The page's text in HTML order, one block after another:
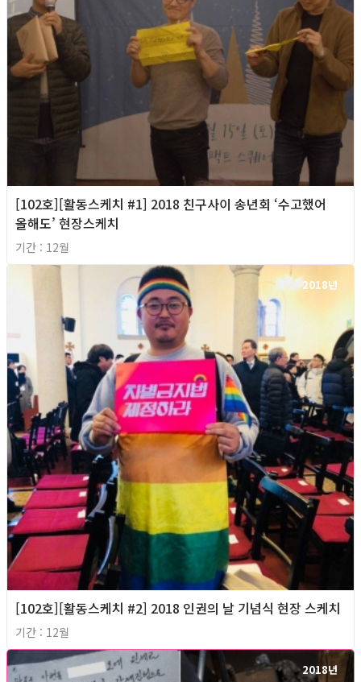
[102호][활동스케치 #1] 2018 친구사이 송년회 ‘수고했어
올해도’ 현장스케치
기간 : 12월
2018년
[102호][활동스케치 #2] 2018 인권의 날 기념식 현장 스케치
기간 : 12월
2018년